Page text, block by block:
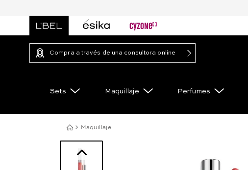
Compra a través de una consultora online
Sets Maquillaje Perfumes
Maquillaje